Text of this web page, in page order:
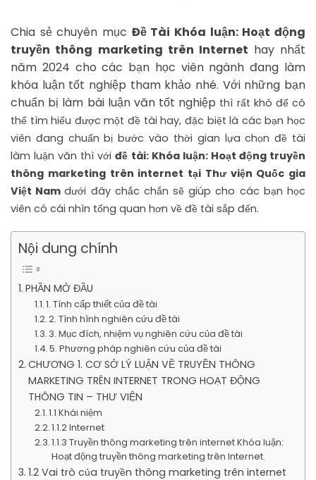
Chia sẻ chuyên mục Đề Tài Khóa luận: Hoạt động
truyền thông marketing trên Internet hay nhất
năm 2024 cho các bạn học viên ngành đang làm
khóa luận tốt nghiệp tham khảo nhé. Với những bạn
chuẩn bị làm bài luận văn tốt nghiệp thì rất khó để có
thể tìm hiểu được một đề tài hay, đặc biệt là các bạn học
viên đang chuẩn bị bước vào thời gian lựa chọn đề tài
làm luận văn thì vớiđề tài: Khóa luận: Hoạt động truyền
thông marketing trên internet tại Thư viện Quốc gia
Việt Nam dưới đây chắc chắn sẽ giúp cho các bạn học
viên có cái nhìn tổng quan hơn về đề tài sắp đến.
Nội dung chính
PHẦN MỞ ĐẦU
1. Tính cấp thiết của đề tài
2. Tình hình nghiên cứu đề tài
3. Mục đích, nhiệm vụ nghiên cứu của đề tài
5. Phương pháp nghiên cứu của đề tài
CHƯƠNG 1. CƠ SỞ LÝ LUẬN VỀ TRUYỀN THÔNG
MARKETING TRÊN INTERNET TRONG HOẠT ĐỘNG
THÔNG TIN – THƯ VIỆN
1.1 Khái niệm
1.1.2 Internet
1.1.3 Truyền thông marketing trên internet Khóa luận:
Hoạt động truyền thông marketing trên Internet.
1.2 Vai trò của truyền thông marketing trên internet